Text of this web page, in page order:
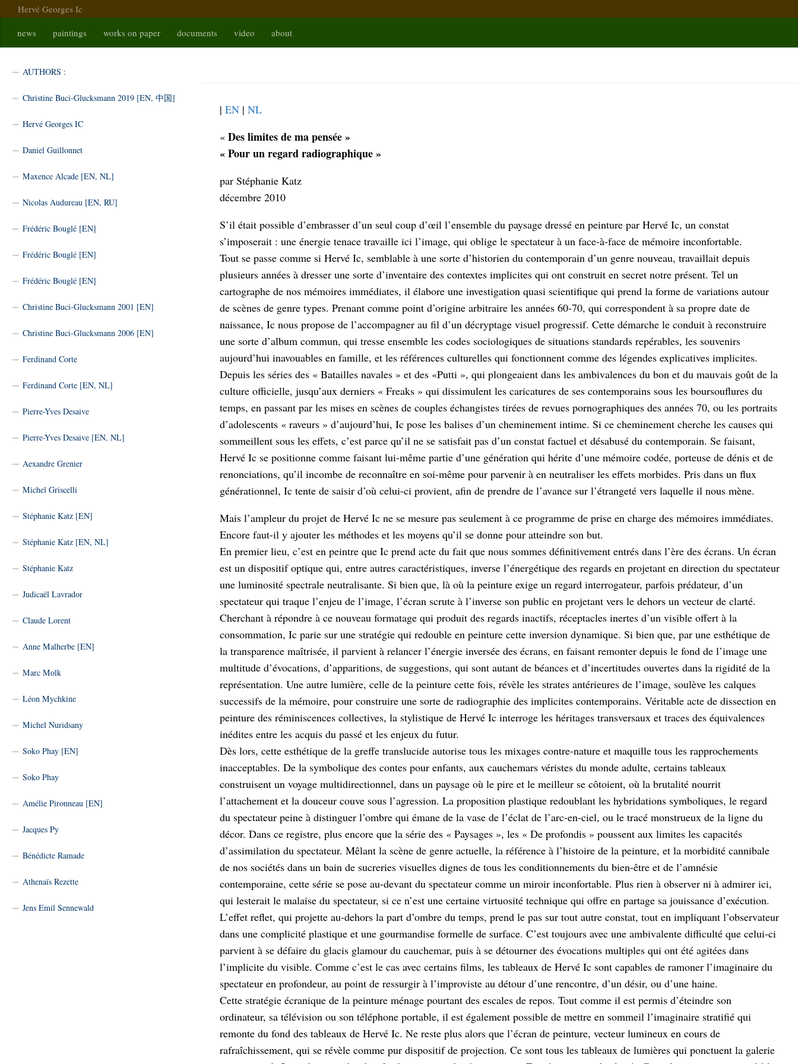
Skip to content
Hervé Georges Ic
news
paintings works on paper documents video about
| EN | NL
« Des limites de ma pensée »
« Pour un regard radiographique »
par Stéphanie Katz
décembre 2010
S’il était possible d’embrasser d’un seul coup d’œil l’ensemble du paysage dressé en peinture par Hervé Ic, un constat
s’imposerait : une énergie tenace travaille ici l’image, qui oblige le spectateur à un face-à-face de mémoire inconfortable.
Tout se passe comme si Hervé Ic, semblable à une sorte d’historien du contemporain d’un genre nouveau, travaillait depuis
plusieurs années à dresser une sorte d’inventaire des contextes implicites qui ont construit en secret notre présent. Tel un
cartographe de nos mémoires immédiates, il élabore une investigation quasi scientifique qui prend la forme de variations autour
de scènes de genre types. Prenant comme point d’origine arbitraire les années 60-70, qui correspondent à sa propre date de
naissance, Ic nous propose de l’accompagner au fil d’un décryptage visuel progressif. Cette démarche le conduit à reconstruire
une sorte d’album commun, qui tresse ensemble les codes sociologiques de situations standards repérables, les souvenirs
aujourd’hui inavouables en famille, et les références culturelles qui fonctionnent comme des légendes explicatives implicites.
Depuis les séries des « Batailles navales » et des «Putti », qui plongeaient dans les ambivalences du bon et du mauvais goût de la
culture officielle, jusqu’aux derniers « Freaks » qui dissimulent les caricatures de ses contemporains sous les boursouflures du
temps, en passant par les mises en scènes de couples échangistes tirées de revues pornographiques des années 70, ou les portraits
d’adolescents « raveurs » d’aujourd’hui, Ic pose les balises d’un cheminement intime. Si ce cheminement cherche les causes qui
sommeillent sous les effets, c’est parce qu’il ne se satisfait pas d’un constat factuel et désabusé du contemporain. Se faisant,
Hervé Ic se positionne comme faisant lui-même partie d’une génération qui hérite d’une mémoire codée, porteuse de dénis et de
renonciations, qu’il incombe de reconnaître en soi-même pour parvenir à en neutraliser les effets morbides. Pris dans un flux
générationnel, Ic tente de saisir d’où celui-ci provient, afin de prendre de l’avance sur l’étrangeté vers laquelle il nous mène.
Mais l’ampleur du projet de Hervé Ic ne se mesure pas seulement à ce programme de prise en charge des mémoires immédiates.
Encore faut-il y ajouter les méthodes et les moyens qu’il se donne pour atteindre son but.
En premier lieu, c’est en peintre que Ic prend acte du fait que nous sommes définitivement entrés dans l’ère des écrans. Un écran
est un dispositif optique qui, entre autres caractéristiques, inverse l’énergétique des regards en projetant en direction du spectateur
une luminosité spectrale neutralisante. Si bien que, là où la peinture exige un regard interrogateur, parfois prédateur, d’un
spectateur qui traque l’enjeu de l’image, l’écran scrute à l’inverse son public en projetant vers le dehors un vecteur de clarté.
Cherchant à répondre à ce nouveau formatage qui produit des regards inactifs, réceptacles inertes d’un visible offert à la
consommation, Ic parie sur une stratégie qui redouble en peinture cette inversion dynamique. Si bien que, par une esthétique de
la transparence maîtrisée, il parvient à relancer l’énergie inversée des écrans, en faisant remonter depuis le fond de l’image une
multitude d’évocations, d’apparitions, de suggestions, qui sont autant de béances et d’incertitudes ouvertes dans la rigidité de la
représentation. Une autre lumière, celle de la peinture cette fois, révèle les strates antérieures de l’image, soulève les calques
successifs de la mémoire, pour construire une sorte de radiographie des implicites contemporains. Véritable acte de dissection en
peinture des réminiscences collectives, la stylistique de Hervé Ic interroge les héritages transversaux et traces des équivalences
inédites entre les acquis du passé et les enjeux du futur.
Dès lors, cette esthétique de la greffe translucide autorise tous les mixages contre-nature et maquille tous les rapprochements
inacceptables. De la symbolique des contes pour enfants, aux cauchemars véristes du monde adulte, certains tableaux
construisent un voyage multidirectionnel, dans un paysage où le pire et le meilleur se côtoient, où la brutalité nourrit
l’attachement et la douceur couve sous l’agression. La proposition plastique redoublant les hybridations symboliques, le regard
du spectateur peine à distinguer l’ombre qui émane de la vase de l’éclat de l’arc-en-ciel, ou le tracé monstrueux de la ligne du
décor. Dans ce registre, plus encore que la série des « Paysages », les « De profondis » poussent aux limites les capacités
d’assimilation du spectateur. Mêlant la scène de genre actuelle, la référence à l’histoire de la peinture, et la morbidité cannibale
de nos sociétés dans un bain de sucreries visuelles dignes de tous les conditionnements du bien-être et de l’amnésie
contemporaine, cette série se pose au-devant du spectateur comme un miroir inconfortable. Plus rien à observer ni à admirer ici,
qui lesterait le malaise du spectateur, si ce n’est une certaine virtuosité technique qui offre en partage sa jouissance d’exécution.
L’effet reflet, qui projette au-dehors la part d’ombre du temps, prend le pas sur tout autre constat, tout en impliquant l’observateur
dans une complicité plastique et une gourmandise formelle de surface. C’est toujours avec une ambivalente difficulté que celui-ci
parvient à se défaire du glacis glamour du cauchemar, puis à se détourner des évocations multiples qui ont été agitées dans
l’implicite du visible. Comme c’est le cas avec certains films, les tableaux de Hervé Ic sont capables de ramoner l’imaginaire du
spectateur en profondeur, au point de ressurgir à l’improviste au détour d’une rencontre, d’un désir, ou d’une haine.
Cette stratégie écranique de la peinture ménage pourtant des escales de repos. Tout comme il est permis d’éteindre son
ordinateur, sa télévision ou son téléphone portable, il est également possible de mettre en sommeil l’imaginaire stratifié qui
remonte du fond des tableaux de Hervé Ic. Ne reste plus alors que l’écran de peinture, vecteur lumineux en cours de
rafraîchissement, qui se révèle comme pur dispositif de projection. Ce sont tous les tableaux de lumières qui ponctuent la galerie
AUTHORS :
Christine Buci-Glucksmann 2019 [EN, 中国]
Hervé Georges IC
Daniel Guillonnet
Maxence Alcade [EN, NL]
Nicolas Audureau [EN, RU]
Frédéric Bouglé [EN]
Frédéric Bouglé [EN]
Frédéric Bouglé [EN]
Christine Buci-Glucksmann 2001 [EN]
Christine Buci-Glucksmann 2006 [EN]
Ferdinand Corte
Ferdinand Corte [EN, NL]
Pierre-Yves Desaive
Pierre-Yves Desaive [EN, NL]
Aexandre Grenier
Michel Griscelli
Stéphanie Katz [EN]
Stéphanie Katz [EN, NL]
Stéphanie Katz
Judicaël Lavrador
Claude Lorent
Anne Malherbe [EN]
Marc Molk
Léon Mychkine
Michel Nuridsany
Soko Phay [EN]
Soko Phay
Amélie Pironneau [EN]
Jacques Py
Bénédicte Ramade
Athenaïs Rezette
Jens Emil Sennewald